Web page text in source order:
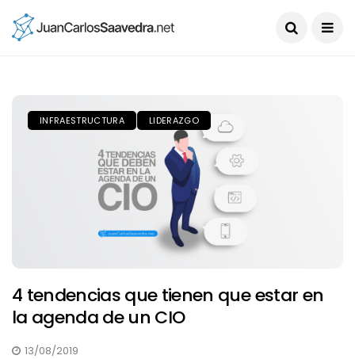
INFRAESTRUCTURA LIDERAZGO
4 tendencias que tienen que estar en
la agenda de un CIO
13/08/2019